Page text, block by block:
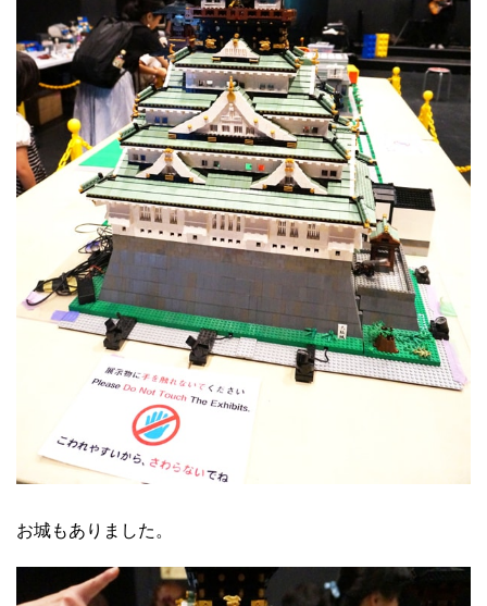
お城もありました。